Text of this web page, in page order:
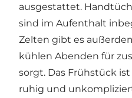
ausgestattet.
sind im Aufenthalt
Zelten gibt es
kühlen Abenden für
sorgt. Das Frühstück
ruhig und